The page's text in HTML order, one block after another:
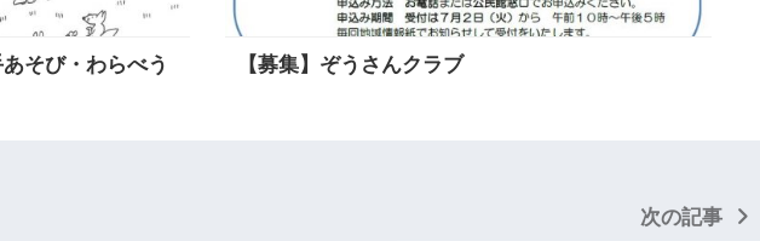
そび・わらべう
【募集】ぞうさんクラブ
次の記事